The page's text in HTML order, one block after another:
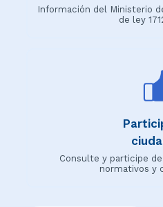
Información del Ministerio
de ley
Consulte y participe
normativos y